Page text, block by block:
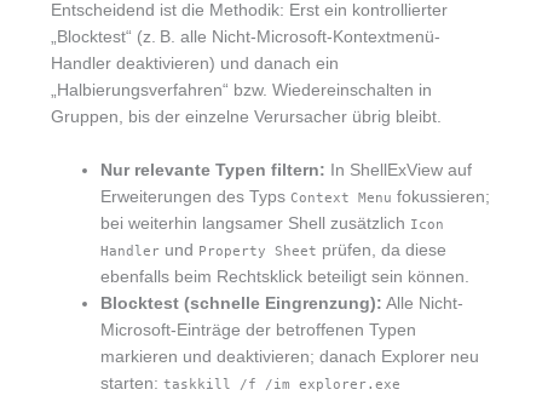
Entscheidend ist die Methodik: Erst ein kontrollierter
„Blocktest“ (z. B. alle Nicht-Microsoft-Kontextmenü-
Handler deaktivieren) und danach ein
„Halbierungsverfahren“ bzw. Wiedereinschalten in
Gruppen, bis der einzelne Verursacher übrig bleibt.
Nur relevante Typen filtern: In ShellExView auf
Erweiterungen des Typs Context Menu fokussieren;
bei weiterhin langsamer Shell zusätzlich Icon
Handlerund Property Sheet prüfen, da diese
ebenfalls beim Rechtsklick beteiligt sein können.
Blocktest (schnelle Eingrenzung): Alle Nicht-
Microsoft-Einträge der betroffenen Typen
markieren und deaktivieren; danach Explorer neu
starten: taskkill /f /im explorer.exe